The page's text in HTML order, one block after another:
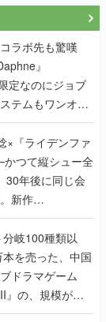
ラボ先も驚嘆
』
定なのにジョブ
テムもワンオフ
ィレクターに聞
×『ライデンファ
つて縦シュー全
30年後に同じ会
新作
で初タッグを組
開発秘話
岐100種類以
を売った、中国
ドラマゲーム
』の、規模が違
ーに聞いた